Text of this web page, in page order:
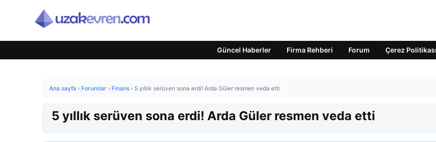
Güncel Haberler Firma Rehberi Forum Çerez Politikası
Ana sayfa › Forumlar › Finans › 5 yıllık serüven sona erdi! Arda Güler resmen veda etti
5 yıllık serüven sona erdi! Arda Güler resmen veda etti